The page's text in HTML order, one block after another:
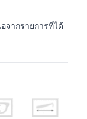
จากรายการที่ได้